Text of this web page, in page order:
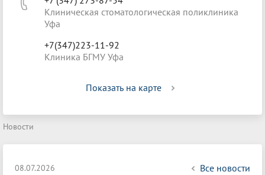
Клиническая стоматологическая поликлиника
Уфа
+7(347)223-11-92
Клиника БГМУ Уфа
Показать на карте
Новости
08.07.2026 Все новости